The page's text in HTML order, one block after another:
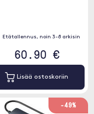
Etätallennus, noin 3-8 arkisin
60.90 €
Lisää ostoskoriin
-49%